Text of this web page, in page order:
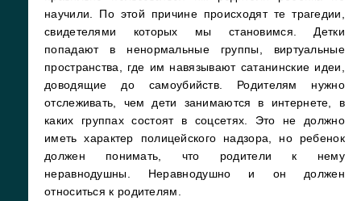
научили. По этой причине происходят те трагедии,
свидетелями которых мы становимся. Детки
попадают в ненормальные группы, виртуальные
пространства, где им навязывают сатанинские идеи,
доводящие до самоубийств. Родителям нужно
отслеживать, чем дети занимаются в интернете, в
каких группах состоят в соцсетях. Это не должно
иметь характер полицейского надзора, но ребенок
должен понимать, что родители к нему
неравнодушны. Неравнодушно и он должен
относиться к родителям.